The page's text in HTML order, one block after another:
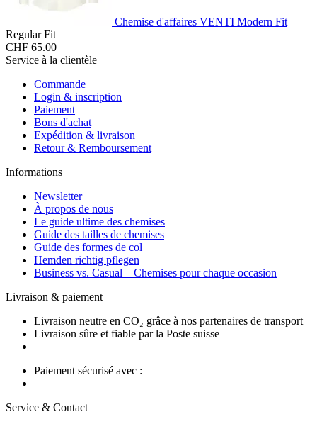
Chemise d'affaires VENTI Modern Fit
Regular Fit
CHF 65.00
Service à la clientèle
Commande
Login & inscription
Paiement
Bons d'achat
Expédition & livraison
Retour & Remboursement
Informations
Newsletter
À propos de nous
Le guide ultime des chemises
Guide des tailles de chemises
Guide des formes de col
Hemden richtig pflegen
Business vs. Casual – Chemises pour chaque occasion
Livraison & paiement
Livraison neutre en CO₂ grâce à nos partenaires de transport
Livraison sûre et fiable par la Poste suisse
Paiement sécurisé avec :
Service & Contact